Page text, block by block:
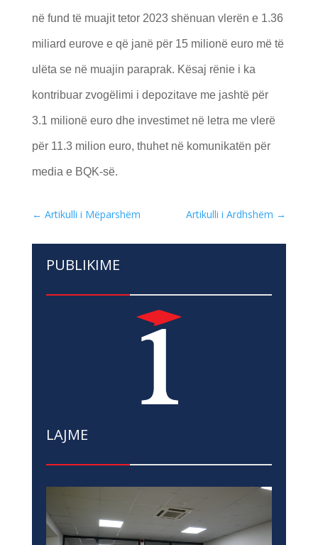
në fund të muajit tetor 2023 shënuan vlerën e 1.36
miliard eurove e që janë për 15 milionë euro më të
ulëta se në muajin paraprak. Kësaj rënie i ka
kontribuar zvogëlimi i depozitave me jashtë për
3.1 milionë euro dhe investimet në letra me vlerë
për 11.3 milion euro, thuhet në komunikatën për
media e BQK-së.
← Artikulli i Mëparshëm Artikulli i Ardhshëm →
PUBLIKIME
LAJME